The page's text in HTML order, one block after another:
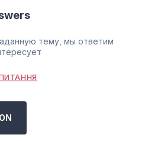
тему, мы ответим